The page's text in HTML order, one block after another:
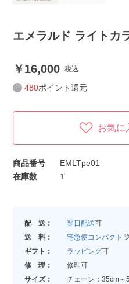
エメラルド ライトカ
16,000 税込
480ポイント還元
お気に
商品番号
EMLTpe01
在庫数
1
配 送： 翌日配送可
送 料：
宅急便コンパクト
ギフト：
ラッピング可
修 理：
修理可
サイズ：
チェーン：35cm～